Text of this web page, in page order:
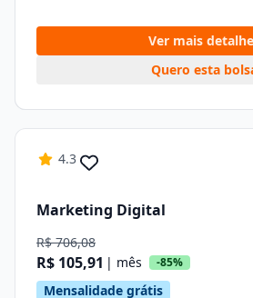
Ver mais
Quero esta
4.3
Marketing Digital
R$ 706,08
R$ 105,91 | mês -85%
Mensalidade grátis